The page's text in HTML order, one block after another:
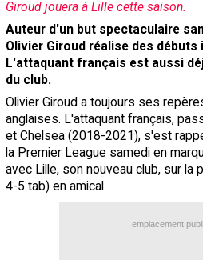
Giroud jouera à Lille cette saison.
Auteur d'un but spectaculaire
Olivier Giroud réalise des
L'attaquant français est aussi
du club.
Olivier Giroud a toujours ses
anglaises. L'attaquant français,
et Chelsea (2018-2021), s'est
la Premier League samedi en
avec Lille, son nouveau club, sur la
4-5 tab) en amical.
emplacement
Contact / Signaler un bug
Recrutement Maxifoot
Mentions légales
site web Maxifoot.fr